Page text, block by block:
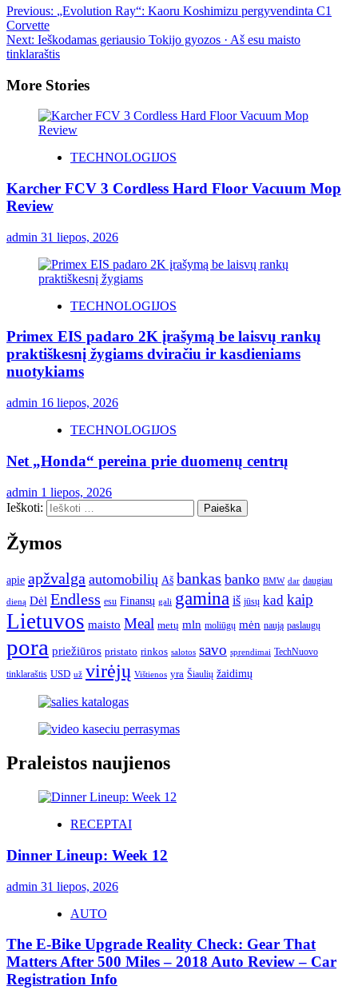
Previous: „Evolution Ray“: Kaoru Koshimizu pergyvendinta C1
Corvette
Next: Ieškodamas geriausio Tokijo gyozos · Aš esu maisto
tinklaraštis
More Stories
TECHNOLOGIJOS
Karcher FCV 3 Cordless Hard Floor Vacuum Mop
Review
admin 31 liepos, 2026
TECHNOLOGIJOS
Primex EIS padaro 2K įrašymą be laisvų rankų
praktiškesnį žygiams dviračiu ir kasdieniams
nuotykiams
admin 16 liepos, 2026
TECHNOLOGIJOS
Net „Honda“ pereina prie duomenų centrų
admin 1 liepos, 2026
Ieškoti:
Žymos
apie apžvalga automobilių Aš bankas banko BMW dar daugiau
dieną Dėl Endless esu Finansų gali gamina iš jūsų kad kaip
Lietuvos maisto Meal metų mln moliūgų mėn naują paslaugų
pora priežiūros pristato rinkos salotos savo sprendimai TechNuovo
tinklaraštis USD už virėjų Vištienos yra Šiaulių žaidimų
Praleistos naujienos
RECEPTAI
Dinner Lineup: Week 12
admin 31 liepos, 2026
AUTO
The E-Bike Upgrade Reality Check: Gear That
Matters After 500 Miles – 2018 Auto Review – Car
Registration Info